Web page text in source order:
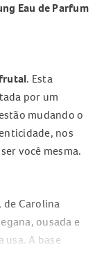
Eau de Parfum
. Esta
por um
mudando o
nos
você mesma.
, de Carolina
ousada e
usa. A base